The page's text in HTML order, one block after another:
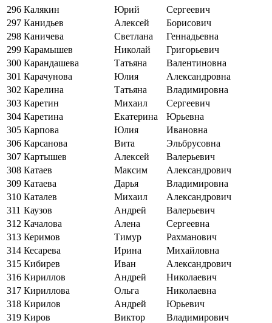
296 Калякин Юрий
Сергеевич
297 Канидьев Алексей
Борисович
298 Каничева Светлана
Геннадьевна
299 Карамышев Николай
Григорьевич
300 Карандашева Татьяна
Валентиновна
301 Карачунова Юлия
Александровна
302 Карелина Татьяна
Владимировна
303 Каретин Михаил
Сергеевич
304 Каретина Екатерина
Юрьевна
305 Карпова Юлия
Ивановна
306 Карсанова Вита
Эльбрусовна
307 Картышев Алексей
Валерьевич
308 Катаев Максим
Александрович
309 Катаева Дарья
Владимировна
310 Каталев Михаил
Александрович
311 Каузов Андрей
Валерьевич
312 Качалова Алена
Сергеевна
313 Керимов Тимур
Рахманович
314 Кесарева Ирина
Михайловна
315 Кибирев Иван
Александрович
316 Кириллов Андрей
Николаевич
317 Кириллова Ольга
Николаевна
318 Кирилов Андрей
Юрьевич
319 Киров Виктор
Владимирович